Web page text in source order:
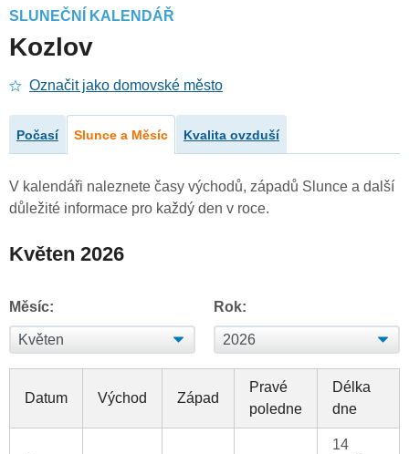
SLUNEČNÍ KALENDÁŘ
Kozlov
Označit jako domovské město
Počasí Slunce a Měsíc Kvalita ovzduší
V kalendáři naleznete časy východů, západů Slunce a další
důležité informace pro každý den v roce.
Květen 2026
Měsíc: Rok:
Datum Východ Západ
Pravé
poledne
Délka
dne
14